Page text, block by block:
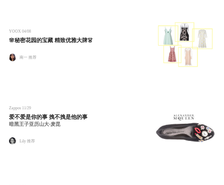
YOOX 04/08
🌸秘密花园的宝藏 精致优雅大牌👗
南一 推荐
Zappos 11/29
爱不爱是你的事 拽不拽是他的事
暗黑王子亚历山大·麦昆
Lily 推荐